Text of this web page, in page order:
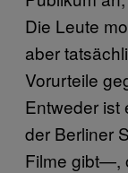
Die Leute
aber
Vorurteile
Entweder ist
der Berliner
Filme gibt—,